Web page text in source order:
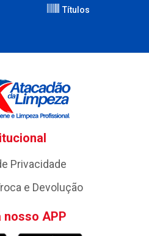
Títulos
Privacidade
e Devolução
nosso APP